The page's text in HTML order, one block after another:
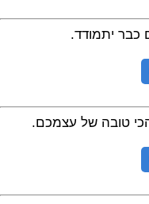
כבר יתמודד.
טובה של עצמכם.